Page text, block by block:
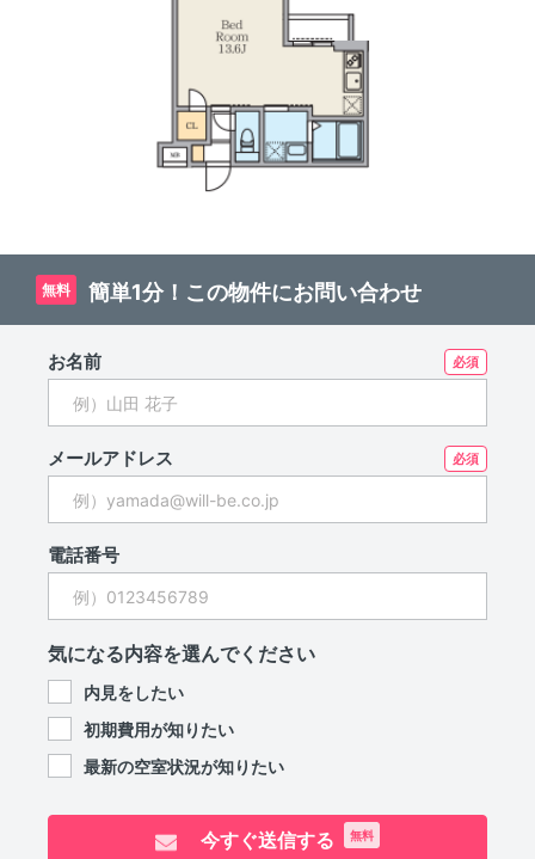
無料 簡単1分！この物件にお問い合わせ
お名前
メールアドレス
電話番号
気になる内容を選んでください
内見をしたい
初期費用が知りたい
最新の空室状況が知りたい
今すぐ送信する 無料